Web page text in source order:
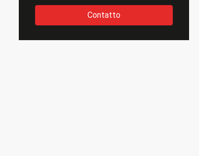
Contatto